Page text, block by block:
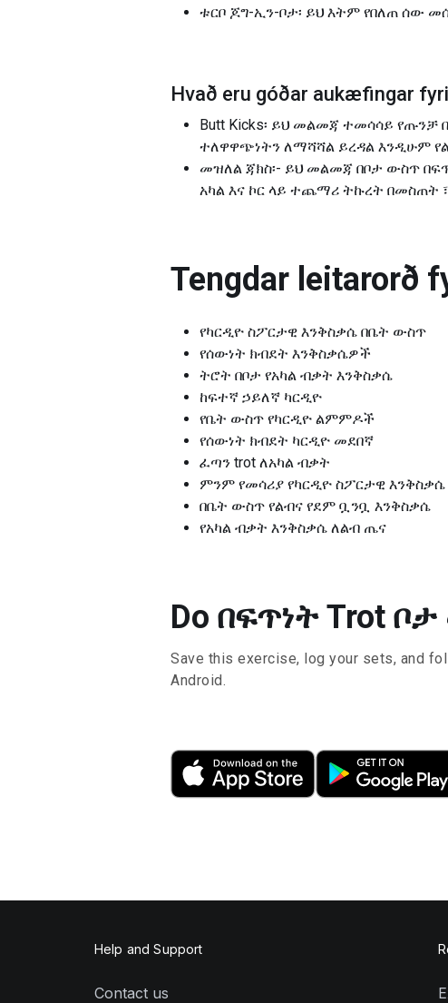
ቱርቦ ጆግ-ኢን-ቦታ፡ ይህ እትም የበለጠ ሰው
Hvað eru góðar aukæfingar
Butt Kicks፡ ይህ መልመጃ ተመሳሳይ
ተለዋዋጭነትን ለማሻሻል ይረዳል እንዲሁም
መዝለል ጃክስ፡- ይህ መልመጃ በቦታ ውስጥ
አካል እና ኮር ላይ ተጨማሪ ትኩረት በመስጠት
Tengdar leitarorð
የካርዲዮ ስፖርታዊ እንቅስቃሴ በቤት ውስጥ
የሰውነት ክብደት እንቅስቃሴዎች
ትሮት በቦታ የአካል ብቃት እንቅስቃሴ
ከፍተኛ ኃይለኛ ካርዲዮ
የቤት ውስጥ የካርዲዮ ልምምዶች
የሰውነት ክብደት ካርዲዮ መደበኛ
ፈጣን trot ለአካል ብቃት
ምንም የመሳሪያ የካርዲዮ ስፖርታዊ እንቅስቃሴ
በቤት ውስጥ የልብና የደም ቧንቧ እንቅስቃሴ
የአካል ብቃት እንቅስቃሴ ለልብ ጤና
Do በፍጥነት Trot ቦታ
Save this exercise, log your sets, and
Android.
Help and Support
Contact us